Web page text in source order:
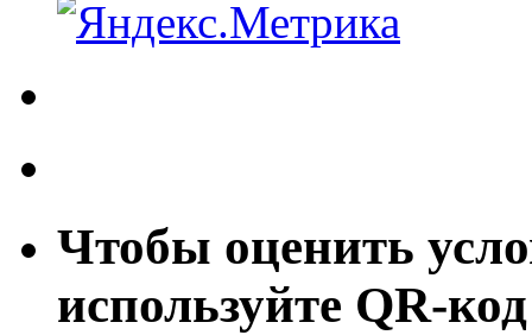
Чтобы оценить
используйте QR-код